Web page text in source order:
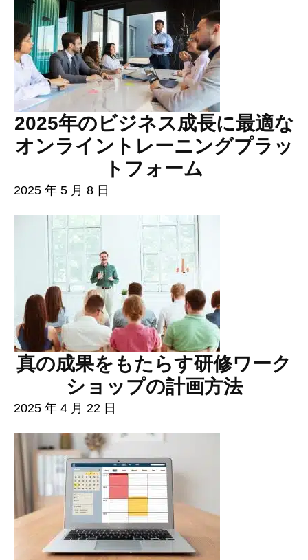
2025年のビジネス成長に最適な
オンライントレーニングプラッ
トフォーム
2025 年 5 月 8 日
真の成果をもたらす研修ワーク
ショップの計画方法
2025 年 4 月 22 日